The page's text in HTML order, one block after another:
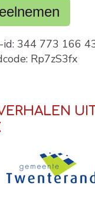
id: 344 773 166
Rp7zS3fx